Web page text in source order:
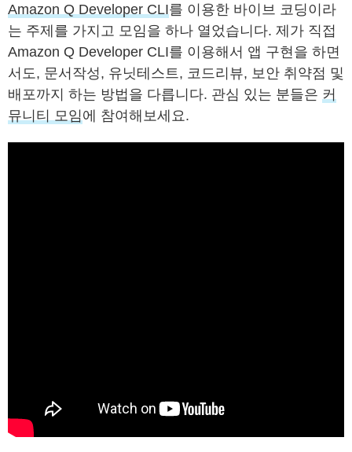
Amazon Q Developer CLI를 이용한 바이브 코딩이라
는 주제를 가지고 모임을 하나 열었습니다. 제가 직접
Amazon Q Developer CLI를 이용해서 앱 구현을 하면
서도, 문서작성, 유닛테스트, 코드리뷰, 보안 취약점 및
배포까지 하는 방법을 다릅니다. 관심 있는 분들은 커
뮤니티 모임에 참여해보세요.